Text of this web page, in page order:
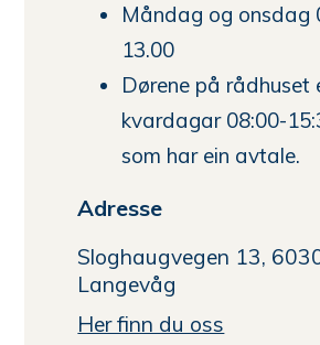
Måndag og onsdag
13.00
Dørene på rådhuset
kvardagar 08:00-
som har ein avtale.
Adresse
Sloghaugvegen 13,
Langevåg
Her finn du oss